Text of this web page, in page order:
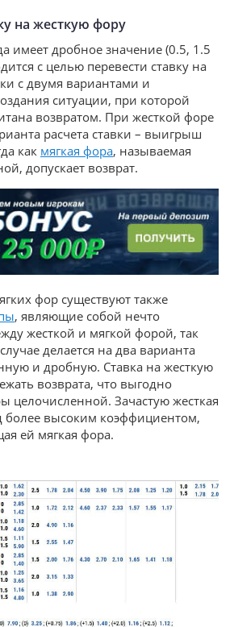
на жесткую фору
имеет дробное значение (0.5, 1.5
с целью перевести ставку на
с двумя вариантами и
ситуации, при которой
возвратом. При жесткой форе
расчета ставки – выигрыш
как мягкая фора, называемая
допускает возврат.
фор существуют также
, являющие собой нечто
жесткой и мягкой форой, так
делается на два варианта
и дробную. Ставка на жесткую
возврата, что выгодно
целочисленной. Зачастую жесткая
более высоким коэффициентом,
ей мягкая фора.